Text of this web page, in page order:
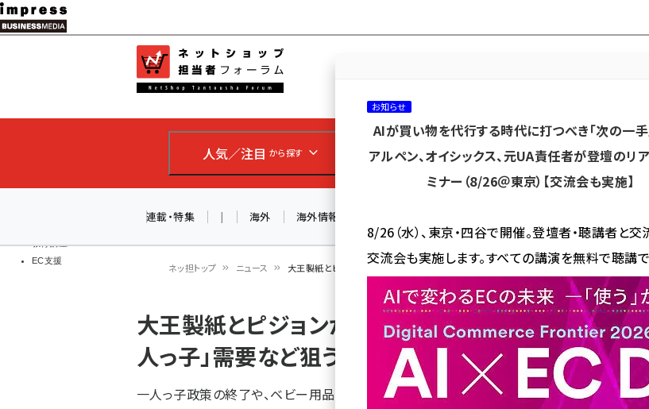
メ
イ
ン
ツ
移
教育講座
EC支援
人気／注目 から探す カテゴリ／種別 から探す セミナー／イベント
連載・特集 | 海外 海外情報
ン
く
ず
ネッ担トップ ニュース 大王製紙とピジョンが中国ECでアリババと提携、「二人っ子」需要など狙う
大王製紙とピジョンが中国ECでアリババと提携、「二
人っ子」需要など狙う
一人っ子政策の終了や、ベビー用品の関税撤廃を受け、中国EC市場を開拓する
お知らせ
AIが買い物を代行する時代に打つべき「次の一手
アルペン、オイシックス、元UA責任者が登壇のリ
ミナー（8/26＠東京）【交流会も実施】
8/26（水）、東京・四谷で開催。登壇者・聴講者と交
交流会も実施します。すべての講演を無料で聴講で